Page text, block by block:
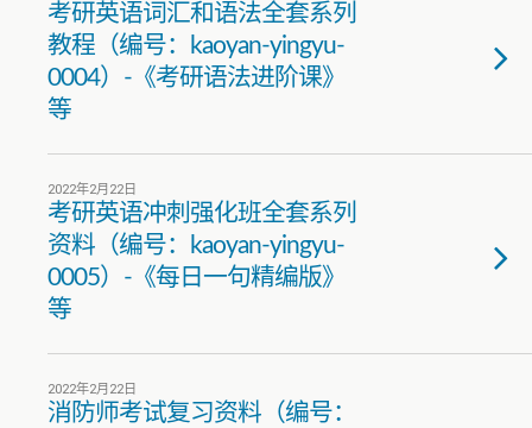
考研英语词汇和语法全套系列
教程（编号：kaoyan-yingyu-
0004）-《考研语法进阶课》
等
2022年2月22日
考研英语冲刺强化班全套系列
资料（编号：kaoyan-yingyu-
0005）-《每日一句精编版》
等
2022年2月22日
消防师考试复习资料（编号：